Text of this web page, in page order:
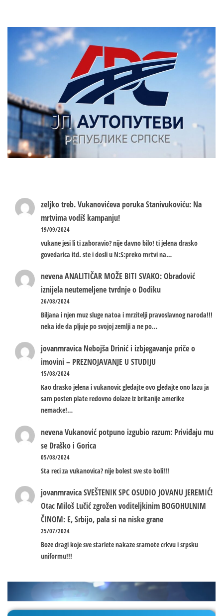
zeljko treb.Vukanovićeva poruka Stanivukoviću: Na
mrtvima vodiš kampanju!
19/09/2024
vukane jesi li ti zaboravio? nije davno bilo! ti jelena drasko
govedarica itd. ste i dosli u N:S:preko mrtvi na…
nevenaANALITIČAR MOŽE BITI SVAKO: Obradović
iznijela neutemeljene tvrdnje o Dodiku
26/08/2024
Biljana i njen muz sluge natoa i mrzitelji pravoslavnog naroda!!!
neka ide da pljuje po svojoj zemlji a ne po…
jovanmravica Nebojša Drinić i izbjegavanje priče o
imovini – PREZNOJAVANJE U STUDIJU
15/08/2024
Kao drasko jelena i vukanovic gledajte ovo gledajte ono lazu ja
sam posten plate redovno dolaze iz britanije amerike
nemacke!…
nevenaVukanović potpuno izgubio razum: Priviđaju mu
se Draško i Gorica
05/08/2024
Sta reci za vukanovica? nije bolest sve sto boli!!!
jovanmravicaSVEŠTENIK SPC OSUDIO JOVANU JEREMIĆ!
Otac Miloš Lučić zgrožen voditeljkinim BOGOHULNIM
ČINOM: E, Srbijo, pala si na niske grane
25/07/2024
Boze dragi koje sve starlete nakaze sramote crkvu i srpsku
uniformu!!!